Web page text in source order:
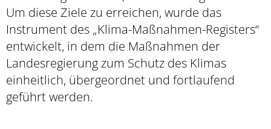
Um diese Ziele zu erreichen, wurde das
Instrument des „Klima-Maßnahmen-Registers“
entwickelt, in dem die Maßnahmen der
Landesregierung zum Schutz des Klimas
einheitlich, übergeordnet und fortlaufend
geführt werden.